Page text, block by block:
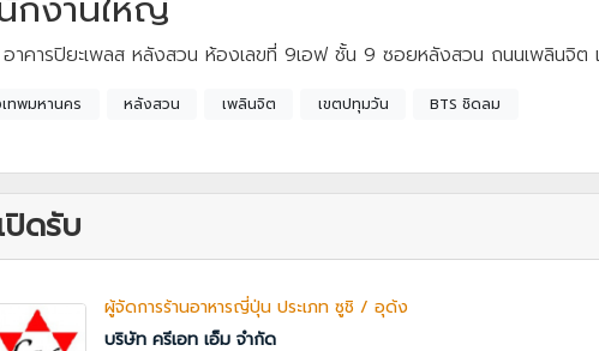
าคารปิยะเพลส หลังสวน ห้องเลขที่ 9เอฟ ชั้น 9 ซอยหลังสวน ถนนเพลินจิ
ทพมหานคร หลังสวน เพลินจิต เขตปทุมวัน BTS ชิดลม
ปิดรับ
ผู้จัดการร้านอาหารญี่ปุ่น ประเภท ซูชิ / อุด้ง
บริษัท ครีเอท เอ็ม จำกัด